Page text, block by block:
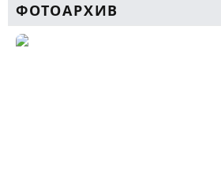
ФОТОАРХИВ